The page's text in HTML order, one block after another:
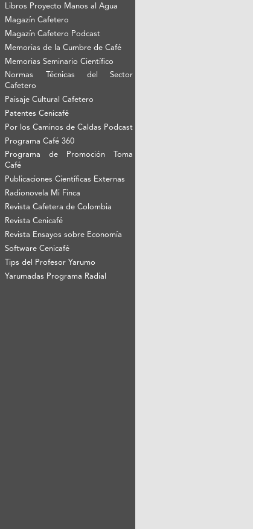
Libros Proyecto Manos al Agua
Magazín Cafetero
Magazín Cafetero Podcast
Memorias de la Cumbre de Café
Memorias Seminario Científico
Normas Técnicas del Sector
Cafetero
Paisaje Cultural Cafetero
Patentes Cenicafé
Por los Caminos de Caldas Podcast
Programa Café 360
Programa de Promoción Toma
Café
Publicaciones Científicas Externas
Radionovela Mi Finca
Revista Cafetera de Colombia
Revista Cenicafé
Revista Ensayos sobre Economía
Software Cenicafé
Tips del Profesor Yarumo
Yarumadas Programa Radial